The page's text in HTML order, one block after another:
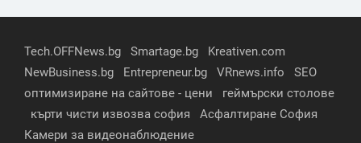
Tech.OFFNews.bg Smartage.bg
Kreativen.com
NewBusiness.bg
Entrepreneur.bg VRnews.info
SEO
оптимизиране на сайтове - цени
геймърски столове
кърти чисти извозва софия
Асфалтиране София
Камери за видеонаблюдение